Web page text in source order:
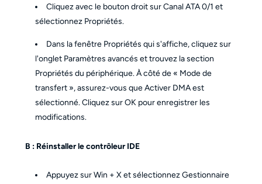
Cliquez avec le bouton droit sur Canal ATA 0/1 et
sélectionnez Propriétés.
Dans la fenêtre Propriétés qui s'affiche, cliquez sur
l'onglet Paramètres avancés et trouvez la section
Propriétés du périphérique. À côté de « Mode de
transfert », assurez-vous que Activer DMA est
sélectionné. Cliquez sur OK pour enregistrer les
modifications.
B : Réinstaller le contrôleur IDE
Appuyez sur Win + X et sélectionnez Gestionnaire